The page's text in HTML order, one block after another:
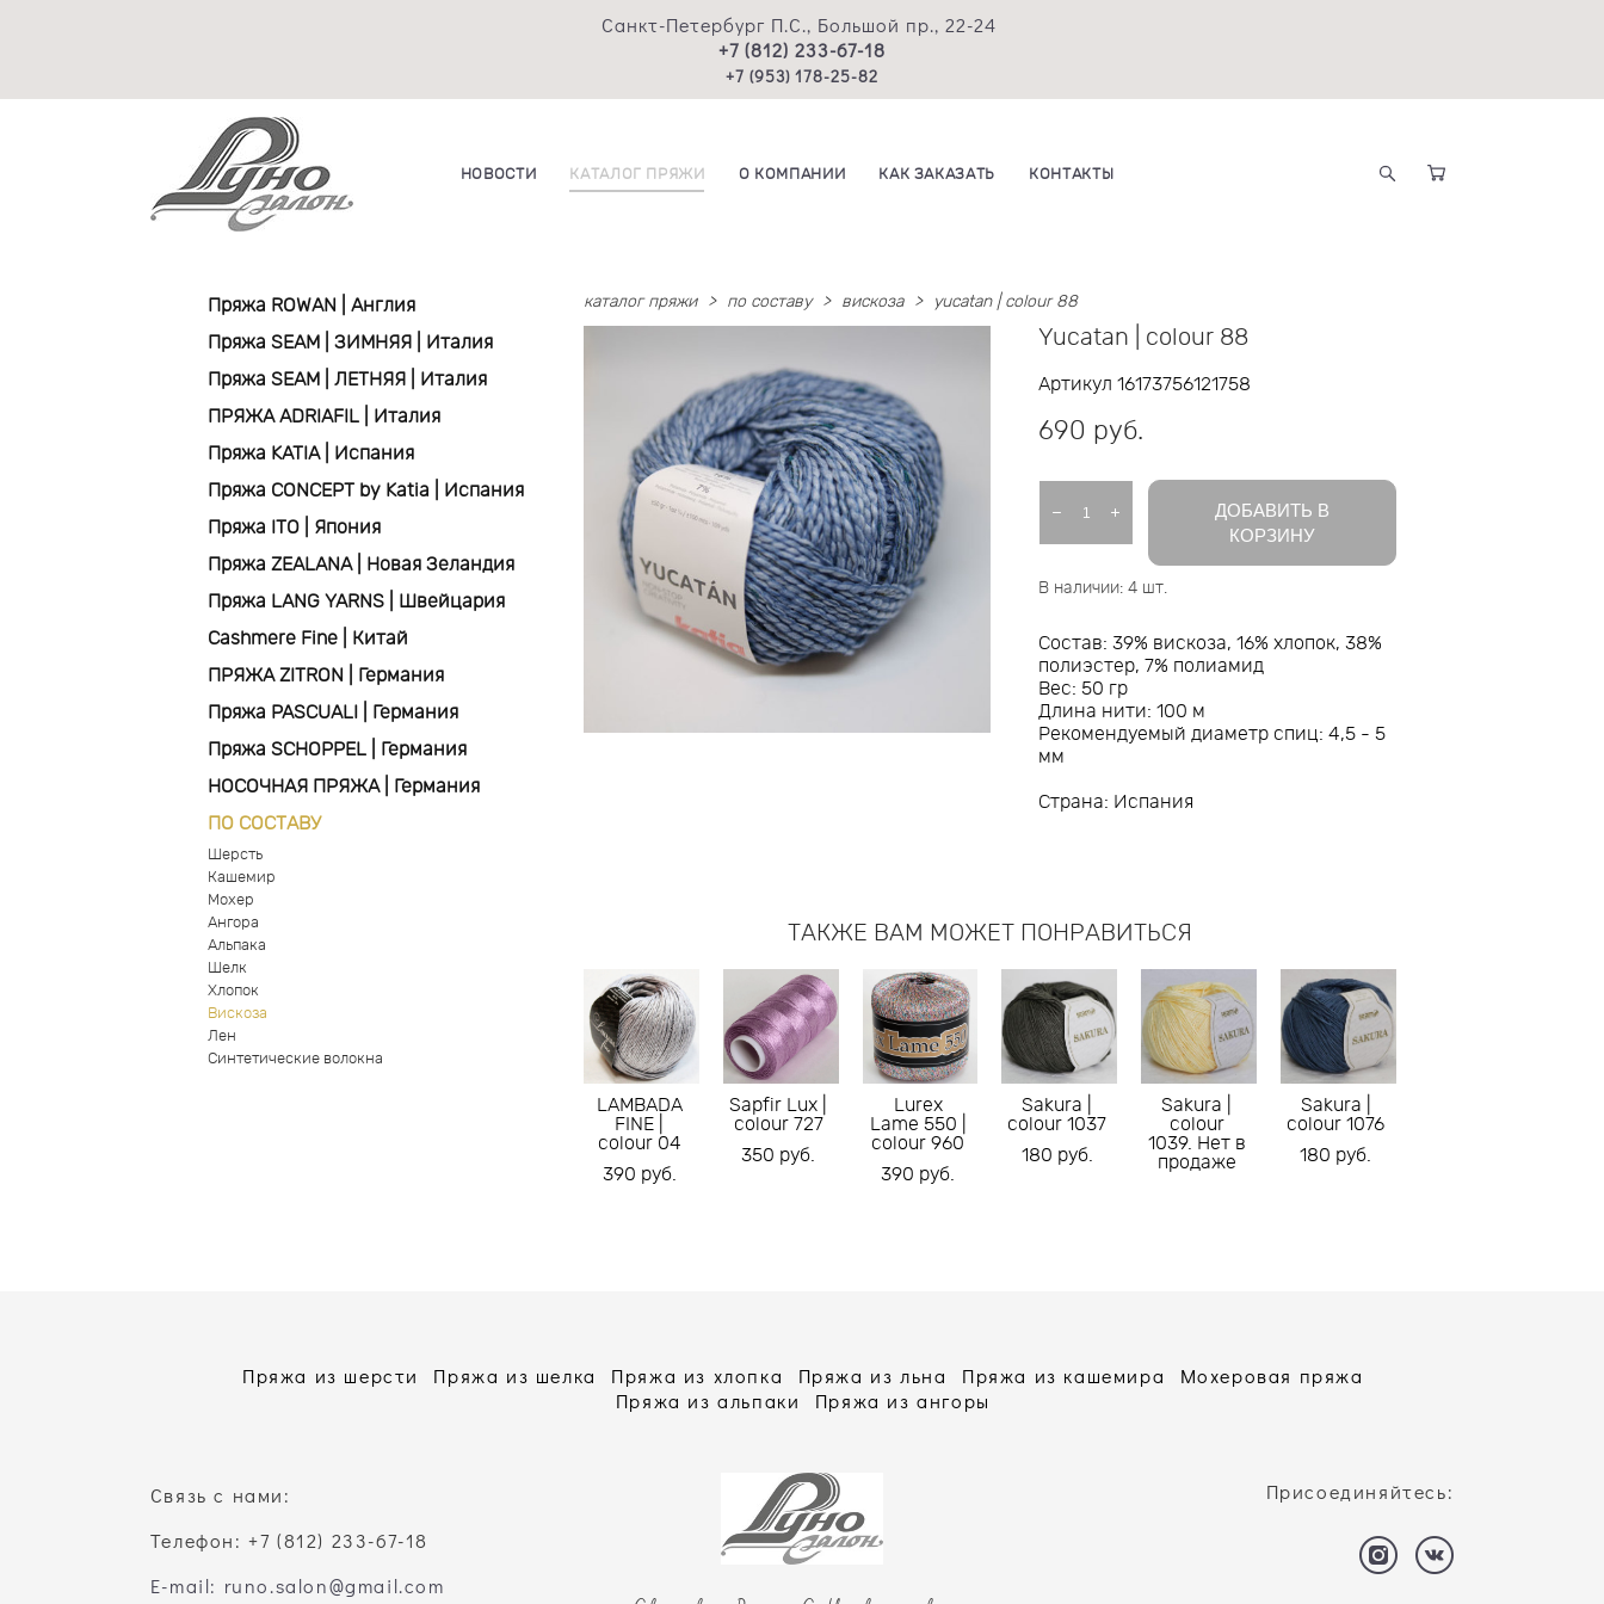
Санкт-Петербург П.С., Большой пр., 22-24
+7 (812) 233-67-18
+7 (953) 178-25-82
НОВОСТИ КАТАЛОГ ПРЯЖИ О КОМПАНИИ КАК ЗАКАЗАТЬ КОНТАКТЫ
Пряжа ROWAN | Англия
Пряжа SEAM | ЗИМНЯЯ | Италия
Пряжа SEAM | ЛЕТНЯЯ | Италия
ПРЯЖА ADRIAFIL | Италия
Пряжа KATIA | Испания
Пряжа CONCEPT by Katia | Испания
Пряжа ITO | Япония
Пряжа ZEALANA | Новая Зеландия
Пряжа LANG YARNS | Швейцария
Cashmere Fine | Китай
ПРЯЖА ZITRON | Германия
Пряжа PASCUALI | Германия
Пряжа SCHOPPEL | Германия
НОСОЧНАЯ ПРЯЖА | Германия
ПО СОСТАВУ
Шерсть
Кашемир
Мохер
Ангора
Альпака
Шелк
Хлопок
Вискоза
Лен
Синтетические волокна
каталог пряжи > по составу > вискоза > yucatan | colour 88
Yucatan | colour 88
Артикул 16173756121758
690 pуб.
В наличии:4 шт.
ДОБАВИТЬ В
КОРЗИНУ
Состав: 39% вискоза, 16% хлопок, 38%
полиэстер, 7% полиамид
Вес: 50 гр
Длина нити: 100 м
Рекомендуемый диаметр спиц: 4,5 - 5
мм
Страна: Испания
ТАКЖЕ ВАМ МОЖЕТ ПОНРАВИТЬСЯ
LAMBADA
FINE |
colour 04
390 pуб.
Sapfir Lux |
colour 727
350 pуб.
Lurex
Lame 550 |
colour 960
390 pуб.
Sakura |
colour 1037
180 pуб.
Sakura |
colour
1039. Нет в
продаже
Sakura |
colour 1076
180 pуб.
Пряжа из шерсти Пряжа из шелка Пряжа из хлопка Пряжа из льна Пряжа из кашемира
Мохеровая пряжа
Пряжа из альпаки
Пряжа из ангоры
Связь с нами:
Телефон: +7 (812) 233-67-18
E-mail: runo.salon@gmail.com
Присоединяйтесь: